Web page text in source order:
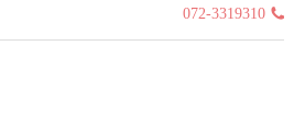
072-3319310